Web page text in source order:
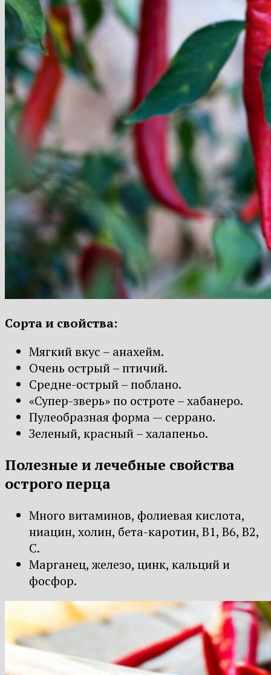
Сорта и свойства:
Мягкий вкус – анахейм.
Очень острый – птичий.
Средне-острый – поблано.
«Супер-зверь» по остроте – хабанеро.
Пулеобразная форма — серрано.
Зеленый, красный – халапеньо.
Полезные и лечебные свойства
острого перца
Много витаминов, фолиевая кислота,
ниацин, холин, бета-каротин, В1, В6, В2,
С.
Марганец, железо, цинк, кальций и
фосфор.